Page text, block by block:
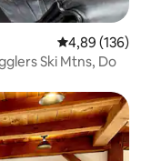
Gemiddelde
4,89 (136)
Ski Mtns, Do